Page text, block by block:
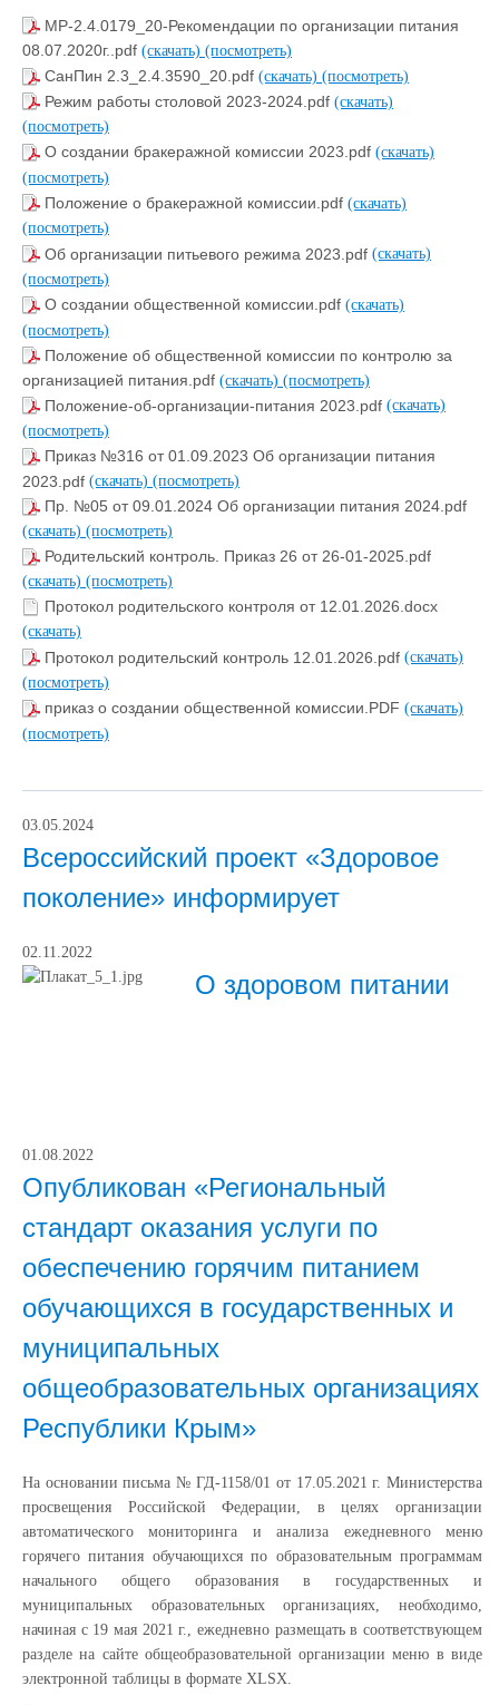
МР-2.4.0179_20-Рекомендации по организации питания
08.07.2020г..pdf (скачать) (посмотреть)
СанПин 2.3_2.4.3590_20.pdf (скачать) (посмотреть)
Режим работы столовой 2023-2024.pdf (скачать)
(посмотреть)
О создании бракеражной комиссии 2023.pdf (скачать)
(посмотреть)
Положение о бракеражной комиссии.pdf (скачать)
(посмотреть)
Об организации питьевого режима 2023.pdf (скачать)
(посмотреть)
О создании общественной комиссии.pdf (скачать)
(посмотреть)
Положение об общественной комиссии по контролю за
организацией питания.pdf (скачать) (посмотреть)
Положение-об-организации-питания 2023.pdf (скачать)
(посмотреть)
Приказ №316 от 01.09.2023 Об организации питания
2023.pdf (скачать) (посмотреть)
Пр. №05 от 09.01.2024 Об организации питания 2024.pdf
(скачать) (посмотреть)
Родительский контроль. Приказ 26 от 26-01-2025.pdf
(скачать) (посмотреть)
Протокол родительского контроля от 12.01.2026.docx
(скачать)
Протокол родительский контроль 12.01.2026.pdf (скачать)
(посмотреть)
приказ о создании общественной комиссии.PDF (скачать)
(посмотреть)
03.05.2024
Всероссийский проект «Здоровое
поколение» информирует
02.11.2022
О здоровом питании
01.08.2022
Опубликован «Региональный
стандарт оказания услуги по
обеспечению горячим питанием
обучающихся в государственных и
муниципальных
общеобразовательных организациях
Республики Крым»
На основании письма № ГД-1158/01 от 17.05.2021 г. Министерства
просвещения Российской Федерации, в целях организации
автоматического мониторинга и анализа ежедневного меню
горячего питания обучающихся по образовательным программам
начального общего образования в государственных и
муниципальных образовательных организациях, необходимо,
начиная с 19 мая 2021 г., ежедневно размещать в соответствующем
разделе на сайте общеобразовательной организации меню в виде
электронной таблицы в формате XLSX.